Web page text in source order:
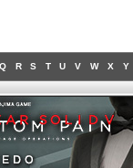
Q R S T U V W X Y